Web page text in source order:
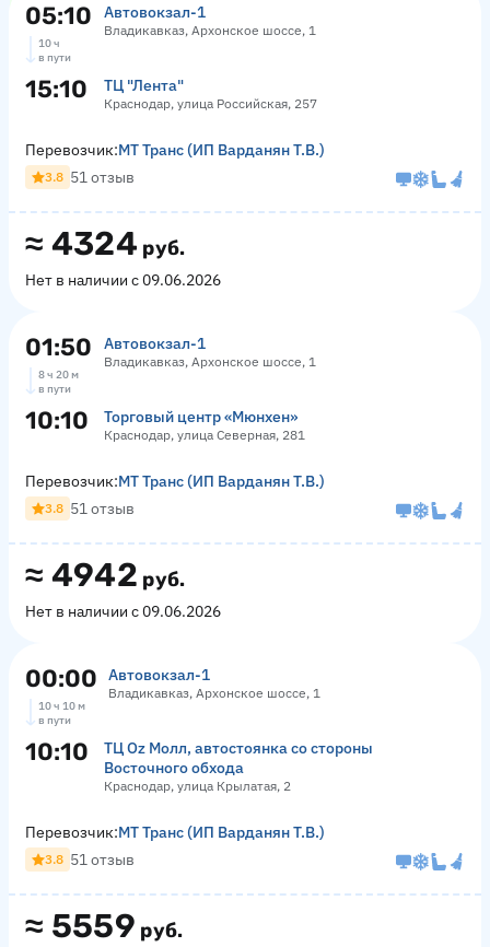
05:10 Автовокзал-1
Владикавказ, Архонское шоссе, 1
10 ч
в пути
15:10 ТЦ "Лента"
Краснодар, улица Российская, 257
≈ 4324 руб.
Нет в наличии с 09.06.2026
Перевозчик:МТ Транс (ИП Варданян Т.В.)
3.8 51 отзыв
01:50 Автовокзал-1
Владикавказ, Архонское шоссе, 1
8 ч 20 м
в пути
10:10 Торговый центр «Мюнхен»
Краснодар, улица Северная, 281
≈ 4942 руб.
Нет в наличии с 09.06.2026
Перевозчик:МТ Транс (ИП Варданян Т.В.)
3.8 51 отзыв
00:00 Автовокзал-1
Владикавказ, Архонское шоссе, 1
10 ч 10 м
в пути
10:10
ТЦ Оz Молл, автостоянка со стороны
Восточного обхода
Краснодар, улица Крылатая, 2
≈ 5559 руб.
Перевозчик:МТ Транс (ИП Варданян Т.В.)
3.8 51 отзыв